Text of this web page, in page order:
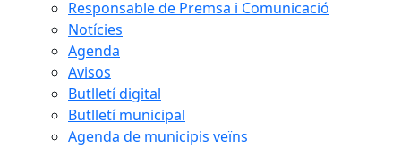
Responsable de Premsa i Comunicació
Notícies
Agenda
Avisos
Butlletí digital
Butlletí municipal
Agenda de municipis veïns